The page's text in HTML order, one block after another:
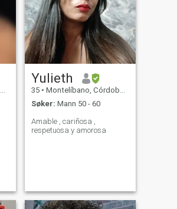
Yulieth
35 • Montelíbano, Córdoba, Colombia
Søker: Mann 50 - 60
Amable , cariñosa ,
respetuosa y amorosa